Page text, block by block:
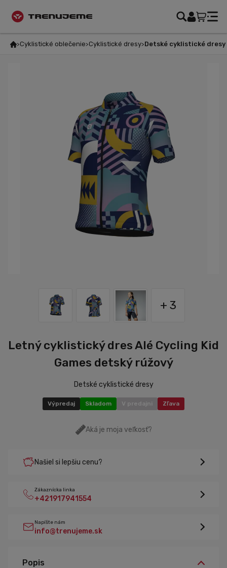
Cyklistické oblečenie Cyklistické dresy Detské cyklistické dresy
+ 3
Letný cyklistický dres Alé Cycling Kid
Games detský rúžový
Detské cyklistické dresy
Výpredaj Skladom V predajni Zľava
Aká je moja veľkosť?
Našiel si lepšiu cenu?
Zákaznícka linka
+421917941554
Napíšte nám
info@trenujeme.sk
Popis